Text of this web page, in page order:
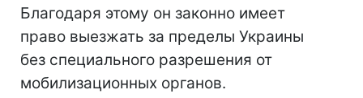
Благодаря этому он законно имеет
право выезжать за пределы Украины
без специального разрешения от
мобилизационных органов.